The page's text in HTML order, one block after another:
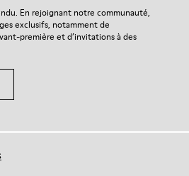
En rejoignant notre communauté,
exclusifs, notamment de
première et d’invitations à des